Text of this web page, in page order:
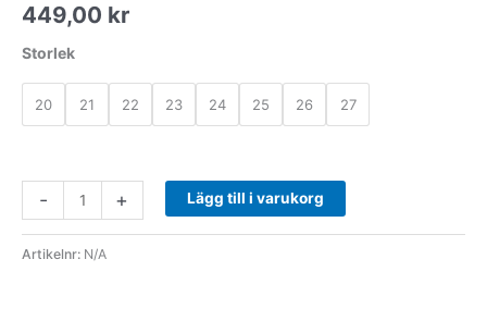
449,00 kr
Storlek
20 21 22 23 24 25 26 27
- + Lägg till i varukorg
Artikelnr: N/A